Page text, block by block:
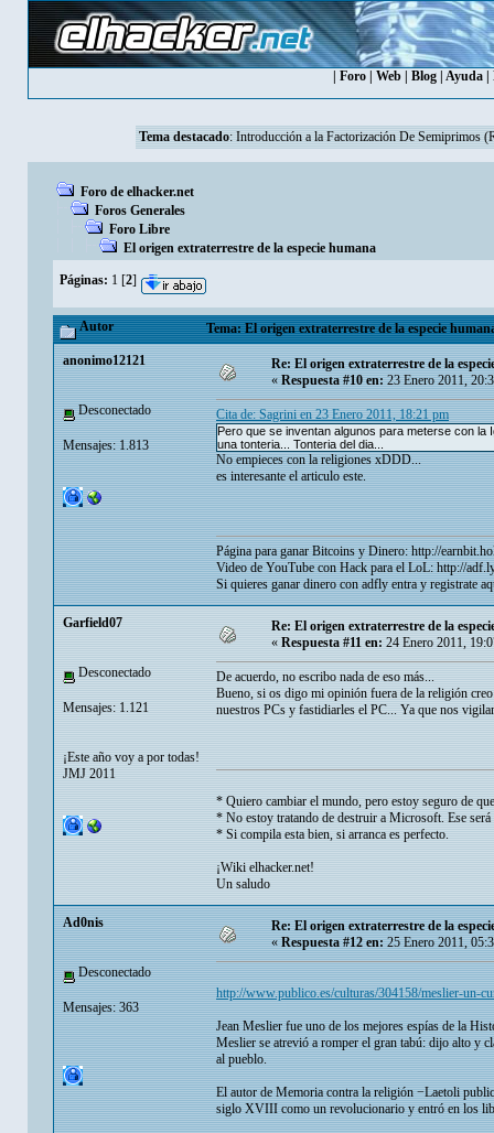
Foro| Web| Blog| Ayuda|
Tema destacado: Introducción a la Factorización De Semiprimos
Foro de elhacker.net
Foros Generales
Foro Libre
El origen extraterrestre de la especie humana
Páginas: 1 [2]
Autor Tema: El origen extraterrestre de la especie
anonimo12121
Desconectado
Mensajes: 1.813
Re: El origen extraterrestre de la
«Respuesta #10 en:23 Enero 2011,
Cita de: Sagrini en 23 Enero 2011, 18:21 pm
Pero que se inventan algunos para meterse con
una tonteria... Tonteria del dia...
No empieces con la religiones xDDD...
es interesante el articulo este.
Página para ganar Bitcoins y Dinero:http://
Video de YouTube con Hack para el LoL:http://
Si quieres ganar dinero con adfly entra y registrate
Garfield07
Desconectado
Mensajes: 1.121
¡Este año voy a por todas!
JMJ 2011
Re: El origen extraterrestre de la
« Respuesta #11 en: 24 Enero 2011,
De acuerdo, no escribo nada de eso más...
Bueno, si os digo mi opinión fuera de la religión
nuestros PCs y fastidiarles el PC... Ya que nos
* Quiero cambiar el mundo, pero estoy seguro de
* No estoy tratando de destruir a Microsoft. Ese
* Si compila esta bien, si arranca es perfecto.
¡Wiki elhacker.net!
Un saludo
Ad0nis
Desconectado
Mensajes: 363
Re: El origen extraterrestre de la
«Respuesta #12 en:25 Enero 2011,
http://www.publico.es/culturas/304158/meslier-un-
Jean Meslier fue uno de los mejores espías de la
Meslier se atrevió a romper el gran tabú: dijo alto y
al pueblo.
El autor de Memoria contra la religión −Laetoli
siglo XVIII como un revolucionario y entró en los